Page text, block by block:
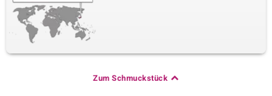
Zum Schmuckstück